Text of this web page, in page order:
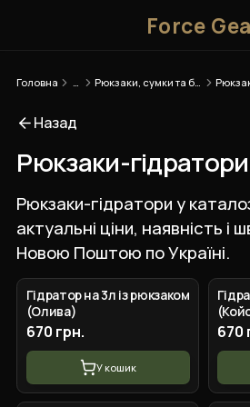
Force
Головна Рюкзаки, сумки та баули
Назад
Рюкзаки-гідратори
Рюкзаки-гідратори у
актуальні ціни, наявність і
Новою Поштою по Україні.
Гідратор на 3л із рюкзаком
(Олива)
670 грн.
У кошик
670